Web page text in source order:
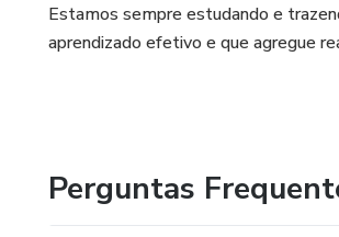
Estamos sempre estudando e
aprendizado efetivo e que agregue
Perguntas